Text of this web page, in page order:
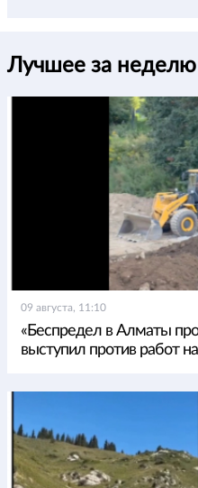
Лучшее за неделю
09 августа, 11:10
«Беспредел в Алматы
выступил против работ